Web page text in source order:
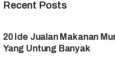
Recent Posts
20 Ide Jualan Makanan
Yang Untung Banyak